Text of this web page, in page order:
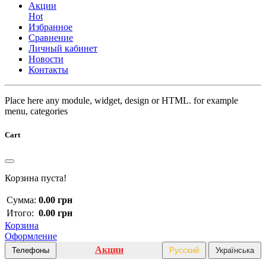
Акции
Hot
Избранное
Сравнение
Личный кабинет
Новости
Контакты
Place here any module, widget, design or HTML. for example
menu, categories
Cart
Корзина пуста!
Сумма: 0.00 грн
Итого: 0.00 грн
Корзина
Оформление
Телефоны Акции Русский Українська